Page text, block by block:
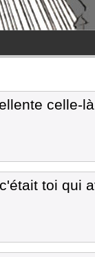
celle-
toi qui